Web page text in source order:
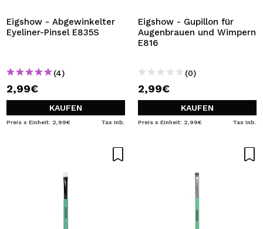
Eigshow - Abgewinkelter
Eyeliner-Pinsel E835S
(4)
2,99€
KAUFEN
Preis x Einheit: 2,99€ Tax Inb.
Eigshow - Gupillon für
Augenbrauen und Wimpern
E816
(0)
2,99€
KAUFEN
Preis x Einheit: 2,99€ Tax Inb.